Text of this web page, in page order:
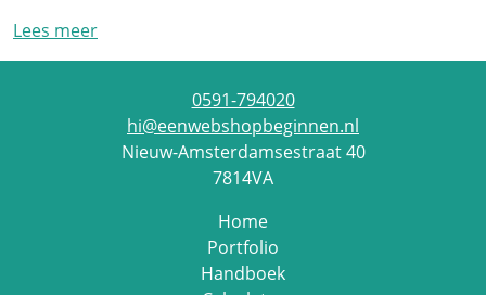
Lees meer
0591-794020
hi@eenwebshopbeginnen.nl
Nieuw-Amsterdamsestraat 40
7814VA
Home
Portfolio
Handboek